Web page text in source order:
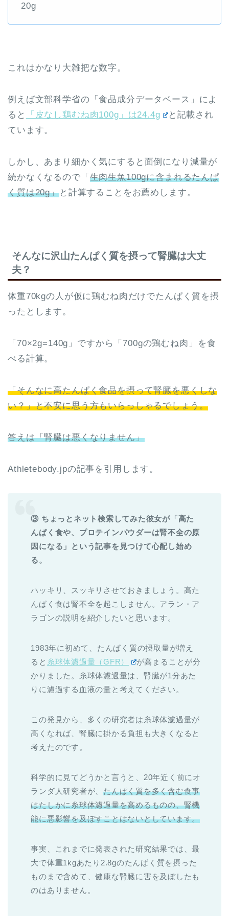
20g
これはかなり大雑把な数字。
例えば文部科学省の「食品成分データベース」によ
ると
「皮なし鶏むね肉100g」は24.4g
と記載され
ています。
しかし、あまり細かく気にすると面倒になり減量が
続かなくなるので「 生肉生魚100gに含まれるたんぱ
く質は20g」と計算することをお薦めします。
そんなに沢山たんぱく質を摂って腎臓は大丈
夫？
体重70kgの人が仮に鶏むね肉だけでたんぱく質を摂
ったとします。
「70×2g=140g」ですから「700gの鶏むね肉」を食
べる計算。
「そんなに高たんぱく食品を摂って腎臓を悪くしな
い？」と不安に思う方もいらっしゃるでしょう。
答えは「腎臓は悪くなりません」
Athletebody.jpの記事を引用します。
③ ちょっとネット検索してみた彼女が「高た
んぱく食や、プロテインパウダーは腎不全の原
因になる」という記事を見つけて心配し始め
る。
ハッキリ、スッキリさせておきましょう。高た
んぱく食は腎不全を起こしません。アラン・ア
ラゴンの説明を紹介したいと思います。
1983年に初めて、たんぱく質の摂取量が増え
ると 糸球体濾過量（GFR）
が高まることが分
かりました。糸球体濾過量は、腎臓が1分あた
りに濾過する血液の量と考えてください。
この発見から、多くの研究者は糸球体濾過量が
高くなれば、腎臓に掛かる負担も大きくなると
考えたのです。
科学的に見てどうかと言うと、20年近く前にオ
ランダ人研究者が、たんぱく質を多く含む食事
はたしかに糸球体濾過量を高めるものの、腎機
能に悪影響を及ぼすことはないとしています。
事実、これまでに発表された研究結果では、最
大で体重1kgあたり2.8gのたんぱく質を摂った
ものまで含めて、健康な腎臓に害を及ぼしたも
のはありません。